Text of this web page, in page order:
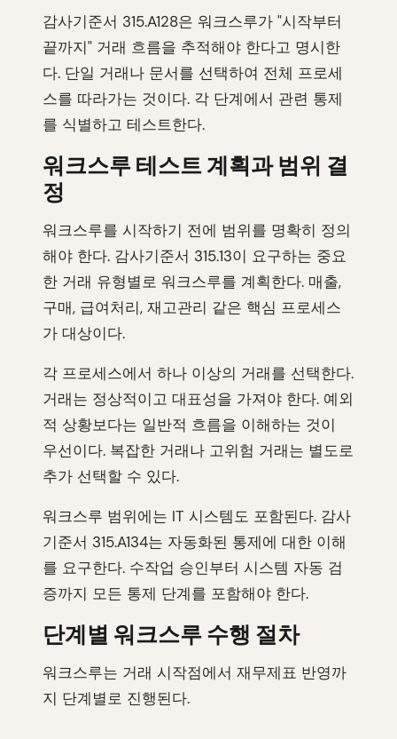
감사기준서 315.A128은 워크스루가 "시작부터
끝까지" 거래 흐름을 추적해야 한다고 명시한
다. 단일 거래나 문서를 선택하여 전체 프로세
스를 따라가는 것이다. 각 단계에서 관련 통제
를 식별하고 테스트한다.
워크스루 테스트 계획과 범위 결
정
워크스루를 시작하기 전에 범위를 명확히 정의
해야 한다. 감사기준서 315.13이 요구하는 중요
한 거래 유형별로 워크스루를 계획한다. 매출,
구매, 급여처리, 재고관리 같은 핵심 프로세스
가 대상이다.
각 프로세스에서 하나 이상의 거래를 선택한다.
거래는 정상적이고 대표성을 가져야 한다. 예외
적 상황보다는 일반적 흐름을 이해하는 것이
우선이다. 복잡한 거래나 고위험 거래는 별도로
추가 선택할 수 있다.
워크스루 범위에는 IT 시스템도 포함된다. 감사
기준서 315.A134는 자동화된 통제에 대한 이해
를 요구한다. 수작업 승인부터 시스템 자동 검
증까지 모든 통제 단계를 포함해야 한다.
단계별 워크스루 수행 절차
워크스루는 거래 시작점에서 재무제표 반영까
지 단계별로 진행된다.